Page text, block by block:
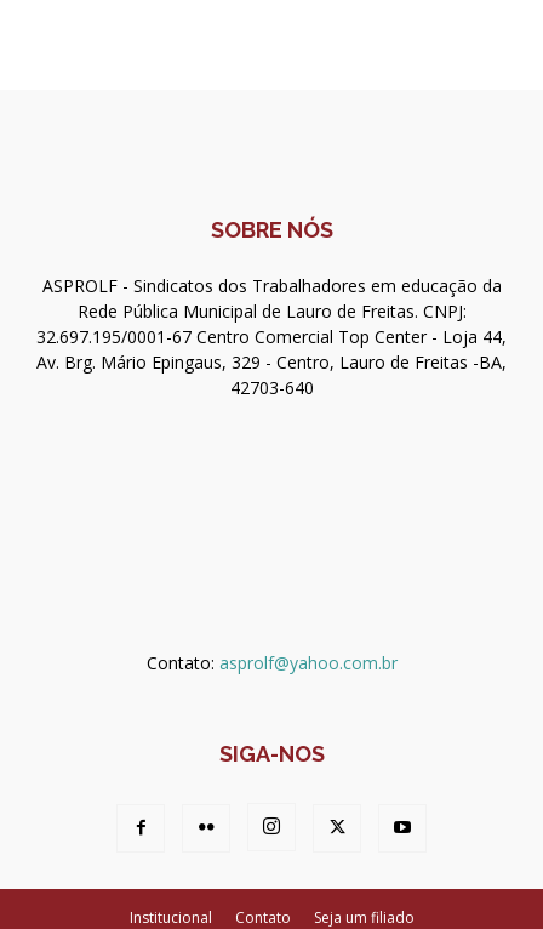
SOBRE NÓS
ASPROLF - Sindicatos dos Trabalhadores em educação da
Rede Pública Municipal de Lauro de Freitas. CNPJ:
32.697.195/0001-67 Centro Comercial Top Center - Loja 44,
Av. Brg. Mário Epingaus, 329 - Centro, Lauro de Freitas -BA,
42703-640
Contato: asprolf@yahoo.com.br
SIGA-NOS
Institucional Contato Seja um filiado